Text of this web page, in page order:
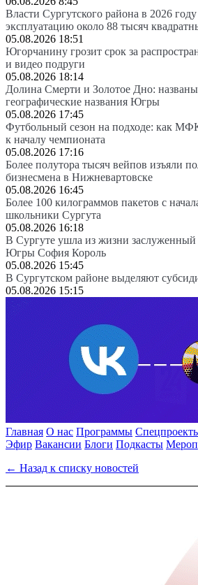
Власти Сургутского района в 2026
эксплуатацию около 88 тысяч
05.08.2026 18:51
Югорчанину грозит срок за
и видео подруги
05.08.2026 18:14
Долина Смерти и Золотое Дно:
географические названия Югры
05.08.2026 17:45
Футбольный сезон на подходе: как
к началу чемпионата
05.08.2026 17:16
Более полутора тысяч вейпов изъяли
бизнесмена в Нижневартовске
05.08.2026 16:45
Более 100 килограммов пакетов с
школьники Сургута
05.08.2026 16:18
В Сургуте ушла из жизни заслуженный
Югры София Король
05.08.2026 15:45
В Сургутском районе выделяют
05.08.2026 15:15
Главная О нас Программы
Эфир Вакансии Блоги Подкасты
← Назад к списку новостей